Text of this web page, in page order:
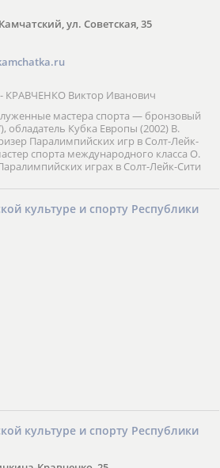
ул. Советская, 35
- КРАВЧЕНКО Виктор Иванович
мастера спорта — бронзовый
обладатель Кубка Европы (2002) В.
Паралимпийских игр в Солт-Лейк-
спорта международного класса О.
играх в Солт-Лейк-Сити
культуре и спорту Республики
культуре и спорту Республики